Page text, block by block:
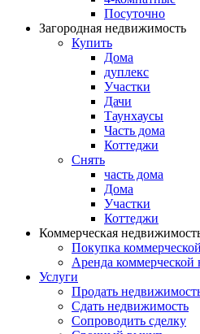
Посуточно
Загородная недвижимость
Купить
Дома
дуплекс
Участки
Дачи
Таунхаусы
Часть дома
Коттеджи
Снять
часть дома
Дома
Участки
Коттеджи
Коммерческая
Покупка
Аренда
Услуги
Продать
Сдать недвижимость
Сопроводить сделку